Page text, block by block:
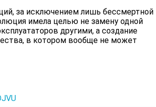
за исключением лишь бессмертной
имела целью не замену одной
другими, а создание
в котором вообще не может